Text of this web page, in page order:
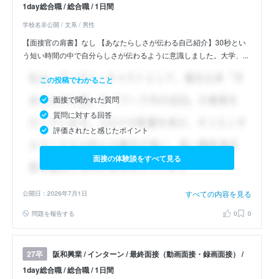
1day総合職 / 総合職 / 1日間
学校名非公開 / 文系 / 男性
【面接官の肩書】なし 【あなたらしさが伝わる自己紹介】30秒とい
う短い時間の中で自分らしさが伝わるように意識しました。大学、...
この投稿でわかること
面接で聞かれた質問
質問に対する回答
評価されたと感じたポイント
面接の体験談をすべて見る
公開日：2026年7月1日 すべての内容を見る
問題を報告する 0 0
27卒
阪和興業 / インターン / 最終面接（動画面接・録画面接） /
1day総合職 / 総合職 / 1日間